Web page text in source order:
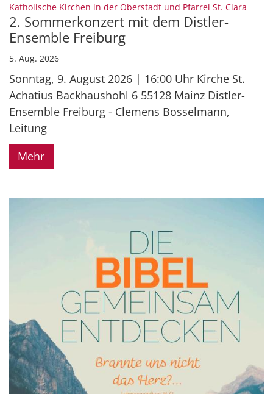
Katholische Kirchen in der Oberstadt und Pfarrei St. Clara
2. Sommerkonzert mit dem Distler-
Ensemble Freiburg
5. Aug. 2026
Sonntag, 9. August 2026 | 16:00 Uhr Kirche St.
Achatius Backhaushohl 6 55128 Mainz Distler-
Ensemble Freiburg - Clemens Bosselmann,
Leitung
Mehr